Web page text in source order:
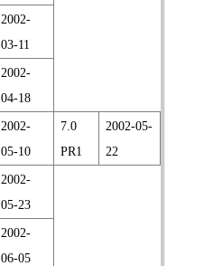
2002-
03-11
2002-
04-18
2002-
05-10
7.0
PR1
2002-05-
22
2002-
05-23
2002-
06-05